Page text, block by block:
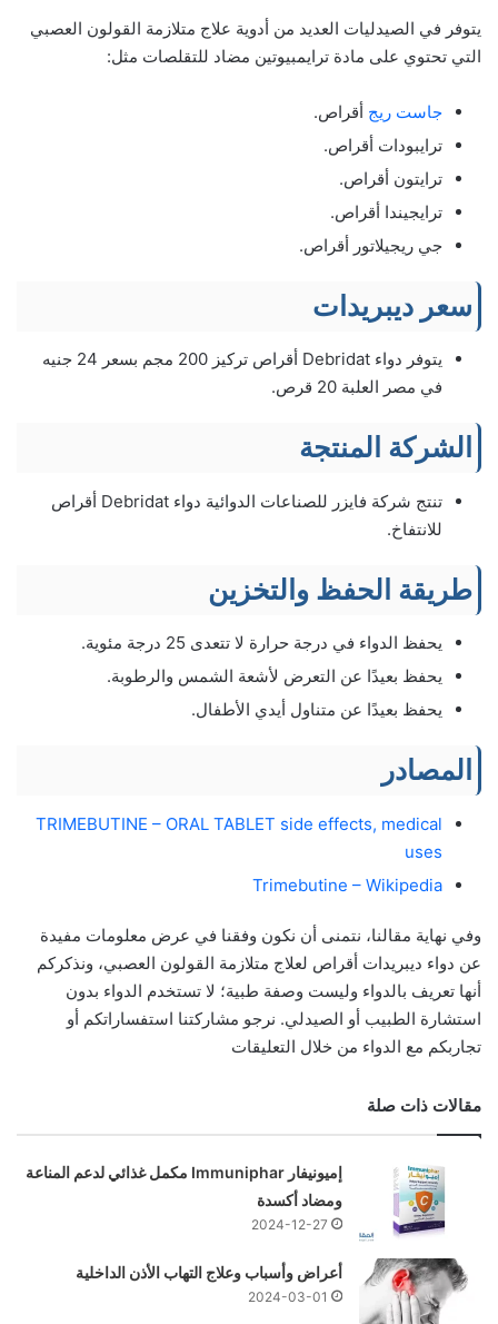
يتوفر في الصيدليات العديد من أدوية علاج متلازمة القولون العصبي
التي تحتوي على مادة ترايمبيوتين مضاد للتقلصات مثل:
جاست ريج أقراص.
ترايبودات أقراص.
ترايتون أقراص.
ترايجيندا أقراص.
جي ريجيلاتور أقراص.
سعر ديبريدات
يتوفر دواء Debridat أقراص تركيز 200 مجم بسعر 24 جنيه
في مصر العلبة 20 قرص.
الشركة المنتجة
تنتج شركة فايزر للصناعات الدوائية دواء Debridat أقراص
للانتفاخ.
طريقة الحفظ والتخزين
يحفظ الدواء في درجة حرارة لا تتعدى 25 درجة مئوية.
يحفظ بعيدًا عن التعرض لأشعة الشمس والرطوبة.
يحفظ بعيدًا عن متناول أيدي الأطفال.
المصادر
TRIMEBUTINE – ORAL TABLET side effects, medical
uses
Trimebutine – Wikipedia
وفي نهاية مقالنا، نتمنى أن نكون وفقنا في عرض معلومات مفيدة
عن دواء ديبريدات أقراص لعلاج متلازمة القولون العصبي، ونذكركم
أنها تعريف بالدواء وليست وصفة طبية؛ لا تستخدم الدواء بدون
استشارة الطبيب أو الصيدلي. نرجو مشاركتنا استفساراتكم أو
تجاربكم مع الدواء من خلال التعليقات
مقالات ذات صلة
إميونيفار Immuniphar مكمل غذائي لدعم المناعة
ومضاد أكسدة
2024-12-27
أعراض وأسباب وعلاج التهاب الأذن الداخلية
2024-03-01